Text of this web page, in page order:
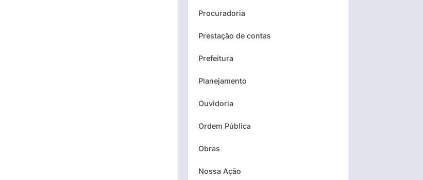
Procuradoria
Prestação de contas
Prefeitura
Planejamento
Ouvidoria
Ordem Pública
Obras
Nossa Ação